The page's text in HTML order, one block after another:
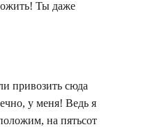
Ты даже
привозить сюда
у меня! Ведь я
на пятьсот